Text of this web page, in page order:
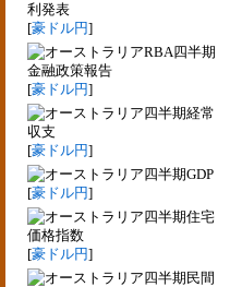
利発表
[豪ドル円]
RBA四半期
金融政策報告
[豪ドル円]
四半期経常
収支
[豪ドル円]
四半期GDP
[豪ドル円]
四半期住宅
価格指数
[豪ドル円]
四半期民間